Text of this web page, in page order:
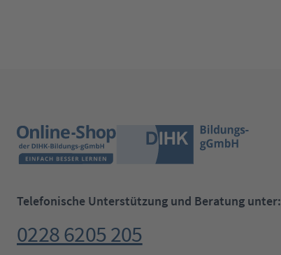
Telefonische Unterstützung und Beratung unter:
0228 6205 205